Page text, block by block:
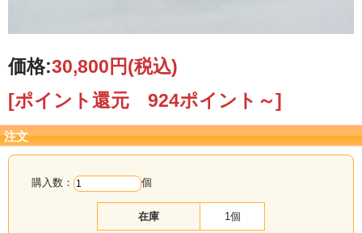
価格:30,800円(税込)
[ポイント還元 924ポイント～]
注文
購入数： 個
在庫 1個